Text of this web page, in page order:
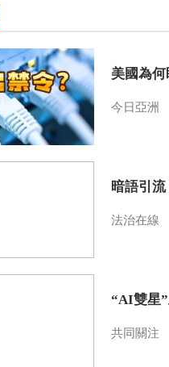
美國為何
今日亞洲
暗語引
法治在線
“AI雙星
共同關注